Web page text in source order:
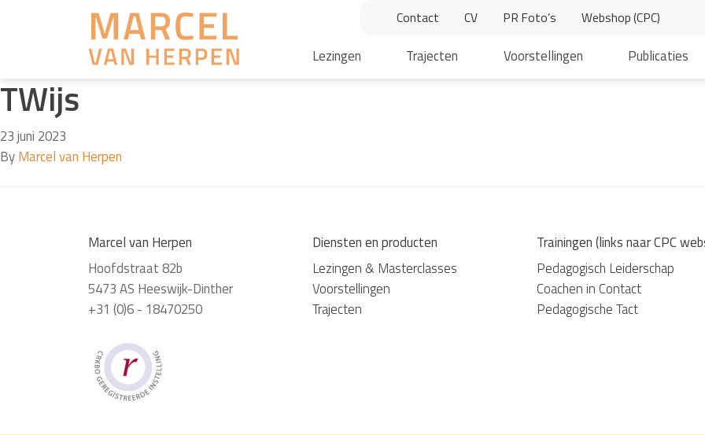
Contact CV PR Foto’s Webshop (CPC)
Lezingen Trajecten Voorstellingen Publicaties
TWijs
23 juni 2023
ByMarcel van Herpen
Marcel van Herpen
Hoofdstraat 82b
5473 AS Heeswijk-Dinther
+31 (0)6 - 18470250
Diensten en producten
Lezingen & Masterclasses
Voorstellingen
Trajecten
Trainingen (links naar CPC
Pedagogisch Leiderschap
Coachen in Contact
Pedagogische Tact